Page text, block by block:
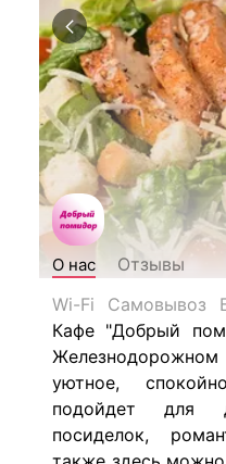
О нас
Отзывы
Wi-Fi
Самовывоз
Кафе "Добрый
уютное,
подойдет для
посиделок,